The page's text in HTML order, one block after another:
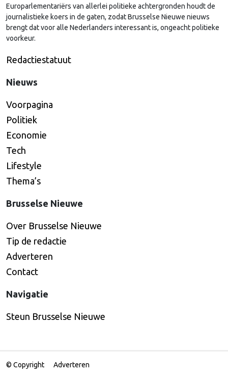
Europarlementariërs van allerlei politieke achtergronden houdt de
journalistieke koers in de gaten, zodat Brusselse Nieuwe nieuws
brengt dat voor alle Nederlanders interessant is, ongeacht politieke
voorkeur.
Redactiestatuut
Nieuws
Voorpagina
Politiek
Economie
Tech
Lifestyle
Thema’s
Brusselse Nieuwe
Over Brusselse Nieuwe
Tip de redactie
Adverteren
Contact
Navigatie
Steun Brusselse Nieuwe
© Copyright Adverteren